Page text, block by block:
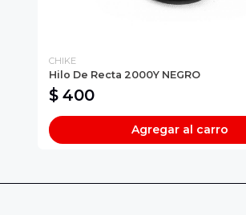
CHIKE
Hilo De Recta 2000Y NEGRO
$ 400
Agregar al carro